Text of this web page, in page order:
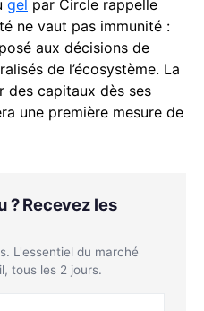
gel par Circle rappelle
ne vaut pas immunité :
aux décisions de
de l’écosystème. La
capitaux dès ses
une première mesure de
? Recevez les
L'essentiel du marché
tous les 2 jours.